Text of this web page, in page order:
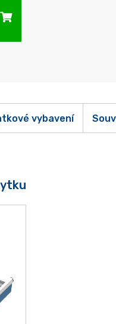
vybavení